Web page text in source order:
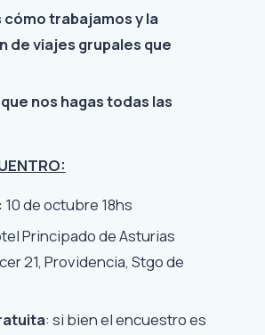
trabajamos y la
de viajes grupales que
nos hagas todas las
10 de octubre 18hs
Principado de Asturias
21, Providencia, Stgo de
: si bien el encuestro es